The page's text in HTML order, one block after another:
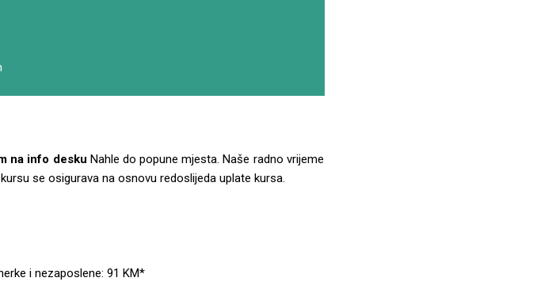
na info desku Nahle do popune mjesta. Naše radno vrijeme
se osigurava na osnovu redoslijeda uplate kursa.
i nezaposlene: 91 KM*